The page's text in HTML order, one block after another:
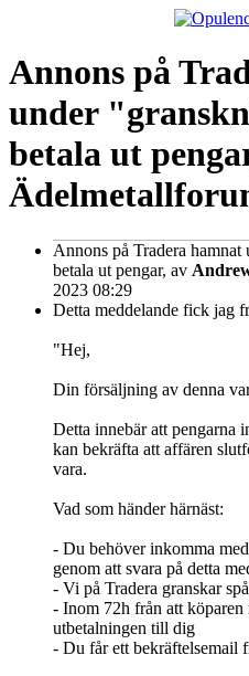
Annons på
under
betala ut
Annons på Tradera
betala ut pengar, av
2023 08:29
Detta meddelande fick jag
"Hej,
Din försäljning av denna
Detta innebär att pengarna
kan bekräfta att affären
vara.
Vad som händer härnäst:
- Du behöver inkomma
genom att svara på detta
- Vi på Tradera granskar
- Inom 72h från att köparen
utbetalningen till dig
- Du får ett bekräftelsemail